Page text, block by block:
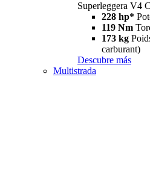
Superleggera V4
228 hp*
119 Nm
173 kg
carburant)
Descubre más
Multistrada